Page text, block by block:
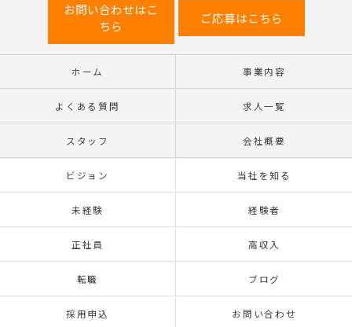
お問い合わせはこ
ちら
ご応募はこちら
ホーム 事業内容
よくある質問 求人一覧
スタッフ 会社概要
ビジョン 当社を知る
未経験 経験者
正社員 高収入
転職 ブログ
採用申込 お問い合わせ